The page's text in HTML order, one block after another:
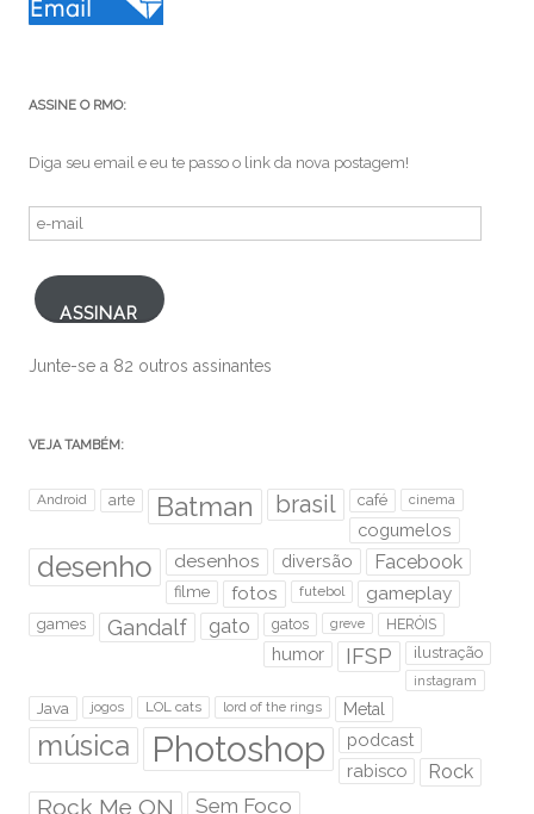
ASSINE O RMO:
Diga seu email e eu te passo o link da nova postagem!
e-
ASSINAR
Junte-se a 82 outros assinantes
VEJA TAMBÉM:
Android arte Batman brasil café cinema
cogumelos
desenho desenhos diversão Facebook
filme fotos futebol gameplay
games Gandalf gato gatos greve HERÓIS
humor IFSP ilustração
instagram
Java jogos LOL cats lord of the rings Metal
música Photoshop
podcast
rabisco
Rock
Rock Me ON Sem Foco